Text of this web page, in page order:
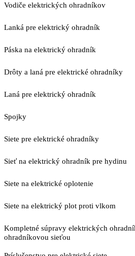
Vodiče elektrických ohradníkov
Lanká pre elektrický ohradník
Páska na elektrický ohradník
Drôty a laná pre elektrické ohradníky
Laná pre elektrický ohradník
Spojky
Siete pre elektrické ohradníky
Sieť na elektrický ohradník pre hydinu
Siete na elektrické oplotenie
Siete na elektrický plot proti vlkom
Kompletné súpravy elektrických
ohradníkovou sieťou